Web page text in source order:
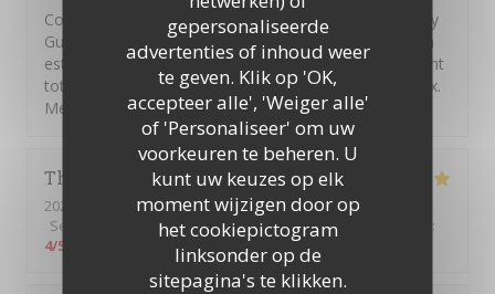
gepersonaliseerde
advertenties of inhoud weer
te geven. Klik op 'OK,
accepteer alle', 'Weiger alle'
of 'Personaliseer' om uw
voorkeuren te beheren. U
kunt uw keuzes op elk
moment wijzigen door op
het cookiepictogram
linksonder op de
sitepagina's te klikken.
Comment s'évader sans partir très loin? En allant à Issy
Guinguette! On se retrouve dans les vignes alors qu'on
est en plein cœur de la ville. Au-delà de ce dépaysement
total, la cuisine est excellente, le service est chaleureux.
Mention spéciale pour le churros 😊.
Thierry
2026-08-06
- 12:30 - Gasten 2
Service
Atmosfeer:5/5 Keuken:5/5 Kwaliteit / Prijs
:
4/5